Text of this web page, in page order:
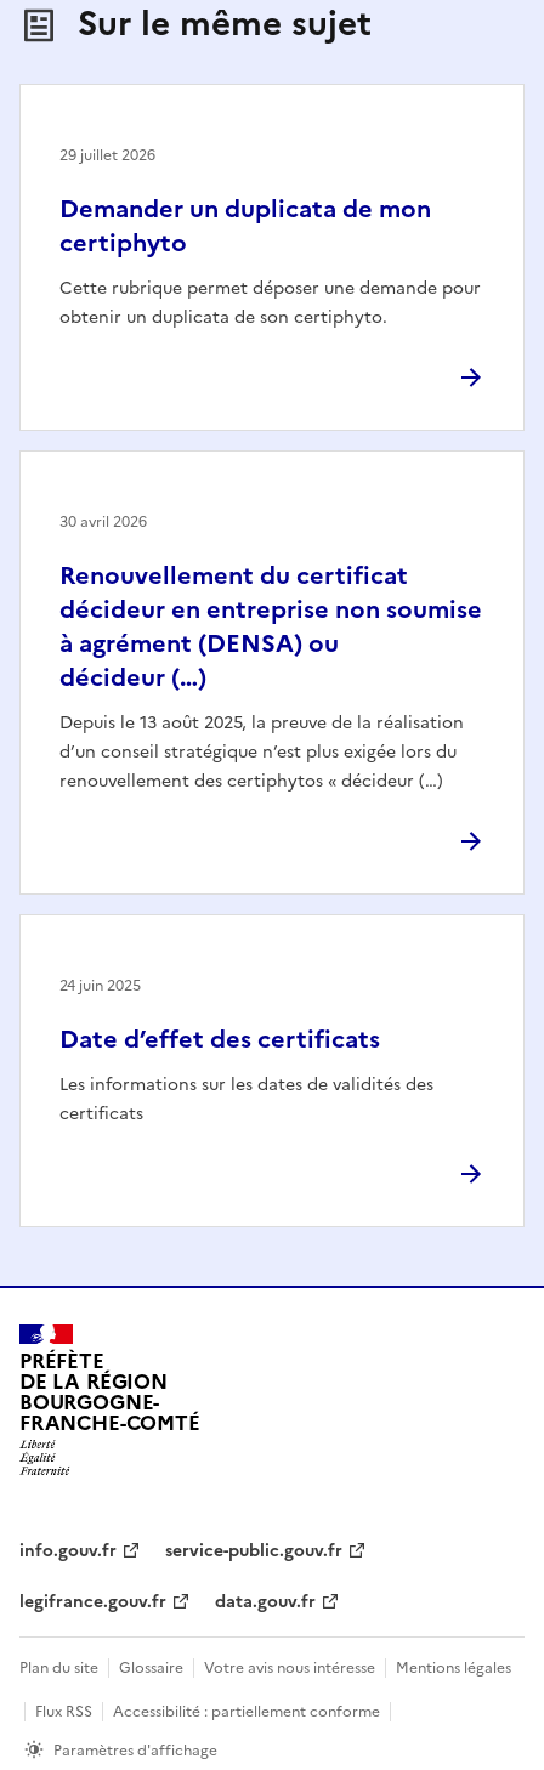
Sur le même sujet
Demander un duplicata de mon
certiphyto
Cette rubrique permet déposer une demande pour
obtenir un duplicata de son certiphyto.
29 juillet 2026
Renouvellement du certificat
décideur en entreprise non soumise
à agrément (DENSA) ou
décideur (…)
Depuis le 13 août 2025, la preuve de la réalisation
d’un conseil stratégique n’est plus exigée lors du
renouvellement des certiphytos « décideur (…)
30 avril 2026
Date d’effet des certificats
Les informations sur les dates de validités des
certificats
24 juin 2025
PRÉFÈTE
DE LA RÉGION
BOURGOGNE-
FRANCHE-COMTÉ
info.gouv.fr
service-public.gouv.fr
legifrance.gouv.fr
data.gouv.fr
Plan du site Glossaire Votre avis nous intéresse
Mentions légales
Flux RSS
Accessibilité : partiellement conforme
Paramètres d'affichage